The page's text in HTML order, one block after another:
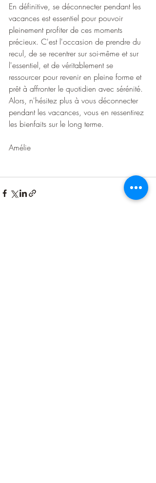
En définitive, se déconnecter pendant les
vacances est essentiel pour pouvoir
pleinement profiter de ces moments
précieux. C'est l'occasion de prendre du
recul, de se recentrer sur soi-même et sur
l'essentiel, et de véritablement se
ressourcer pour revenir en pleine forme et
prêt à affronter le quotidien avec sérénité.
Alors, n'hésitez plus à vous déconnecter
pendant les vacances, vous en ressentirez
les bienfaits sur le long terme.
Amélie